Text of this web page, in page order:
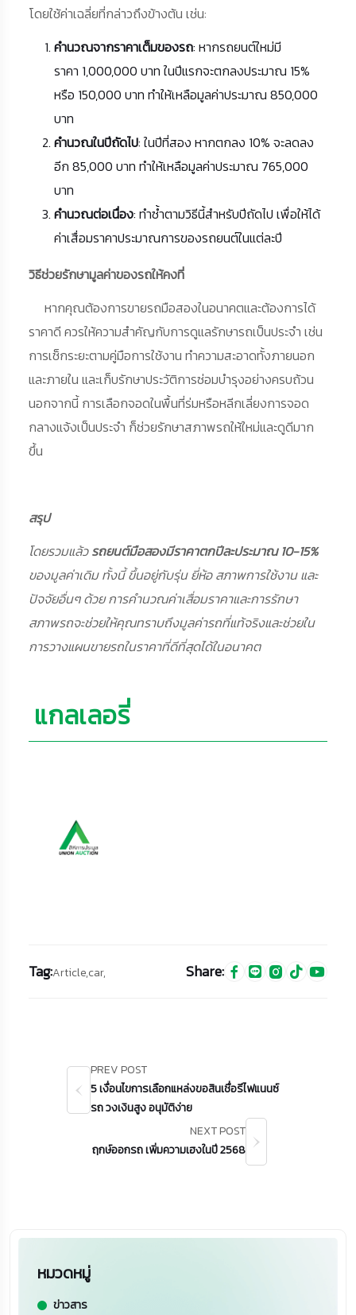
โดยใช้ค่าเฉลี่ยที่กล่าวถึงข้างต้น เช่น:
คำนวณจากราคาเต็มของรถ: หากรถยนต์ใหม่มี
ราคา 1,000,000 บาท ในปีแรกจะตกลงประมาณ 15%
หรือ 150,000 บาท ทำให้เหลือมูลค่าประมาณ 850,000
บาท
คำนวณในปีถัดไป: ในปีที่สอง หากตกลง 10% จะลดลง
อีก 85,000 บาท ทำให้เหลือมูลค่าประมาณ 765,000
บาท
คำนวณต่อเนื่อง: ทำซ้ำตามวิธีนี้สำหรับปีถัดไป เพื่อให้ได้
ค่าเสื่อมราคาประมาณการของรถยนต์ในแต่ละปี
วิธีช่วยรักษามูลค่าของรถให้คงที่
หากคุณต้องการขายรถมือสองในอนาคตและต้องการได้
ราคาดี ควรให้ความสำคัญกับการดูแลรักษารถเป็นประจำ เช่น
การเช็กระยะตามคู่มือการใช้งาน ทำความสะอาดทั้งภายนอก
และภายใน และเก็บรักษาประวัติการซ่อมบำรุงอย่างครบถ้วน
นอกจากนี้ การเลือกจอดในพื้นที่ร่มหรือหลีกเลี่ยงการจอด
กลางแจ้งเป็นประจำ ก็ช่วยรักษาสภาพรถให้ใหม่และดูดีมาก
ขึ้น
สรุป
โดยรวมแล้วรถยนต์มือสองมีราคาตกปีละประมาณ 10-15%
ของมูลค่าเดิม ทั้งนี้ ขึ้นอยู่กับรุ่น ยี่ห้อ สภาพการใช้งาน และ
ปัจจัยอื่นๆ ด้วย การคำนวณค่าเสื่อมราคาและการรักษา
สภาพรถจะช่วยให้คุณทราบถึงมูลค่ารถที่แท้จริงและช่วยใน
การวางแผนขายรถในราคาที่ดีที่สุดได้ในอนาคต
แกลเลอรี่
Tag:Article,car, Share:
PREV POST
5 เงื่อนไขการเลือกแหล่งขอสินเชื่อรีไฟแนนซ์
รถ วงเงินสูง อนุมัติง่าย
NEXT POST
ฤกษ์ออกรถ เพิ่มความเฮงในปี 2568
หมวดหมู่
ข่าวสาร